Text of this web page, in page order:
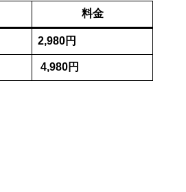
料金
2,980円
4,980円